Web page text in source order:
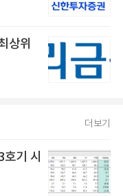
상위
더보기
기 시